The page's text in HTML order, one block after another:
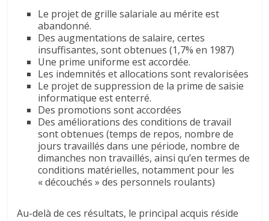
Le projet de grille salariale au mérite est
abandonné.
Des augmentations de salaire, certes
insuffisantes, sont obtenues (1,7% en 1987)
Une prime uniforme est accordée.
Les indemnités et allocations sont revalorisées
Le projet de suppression de la prime de saisie
informatique est enterré.
Des promotions sont accordées
Des améliorations des conditions de travail
sont obtenues (temps de repos, nombre de
jours travaillés dans une période, nombre de
dimanches non travaillés, ainsi qu’en termes de
conditions matérielles, notamment pour les
« découchés » des personnels roulants)
Au-delà de ces résultats, le principal acquis réside